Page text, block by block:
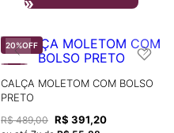
20%OFF
CALÇA MOLETOM COM BOLSO
PRETO
R$ 489,00 R$ 391,20